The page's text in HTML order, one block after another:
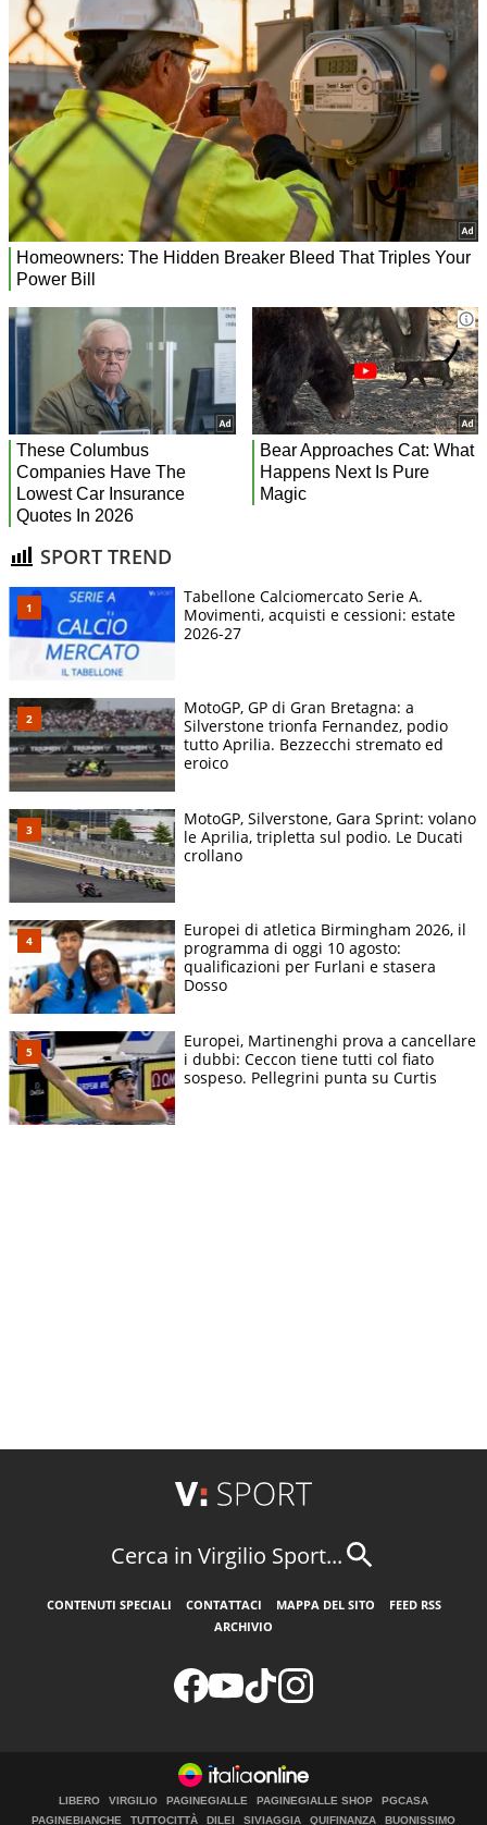
SPORT TREND
Tabellone Calciomercato Serie A.
Movimenti, acquisti e cessioni: estate
2026-27
MotoGP, GP di Gran Bretagna: a
Silverstone trionfa Fernandez, podio
tutto Aprilia. Bezzecchi stremato ed
eroico
MotoGP, Silverstone, Gara Sprint: volano
le Aprilia, tripletta sul podio. Le Ducati
crollano
Europei di atletica Birmingham 2026, il
programma di oggi 10 agosto:
qualificazioni per Furlani e stasera
Dosso
Europei, Martinenghi prova a cancellare
i dubbi: Ceccon tiene tutti col fiato
sospeso. Pellegrini punta su Curtis
Cerca in Virgilio Sport...
CONTENUTI SPECIALI CONTATTACI MAPPA DEL SITO
FEED RSS
ARCHIVIO
LIBERO VIRGILIO PAGINEGIALLE PAGINEGIALLE SHOP
PGCASA
PAGINEBIANCHE
TUTTOCITTÀ DILEI SIVIAGGIA QUIFINANZA BUONISSIMO